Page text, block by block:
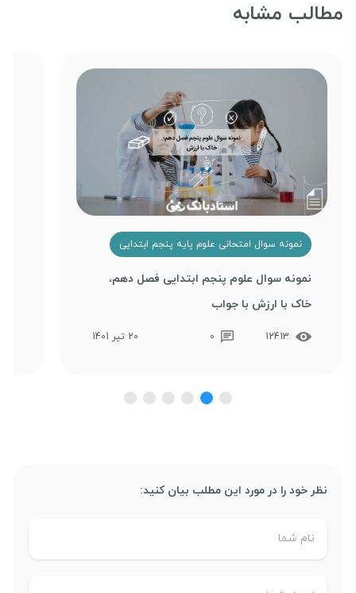
مطالب مشابه
نمونه سوال امتحانی علوم پایه پنجم ابتدایی
نمونه سوال علوم پنجم ابتدایی فصل دهم،
خاک با ارزش با جواب
12413
0 20 تیر 1401
نظر خود را در مورد این مطلب بیان کنید: